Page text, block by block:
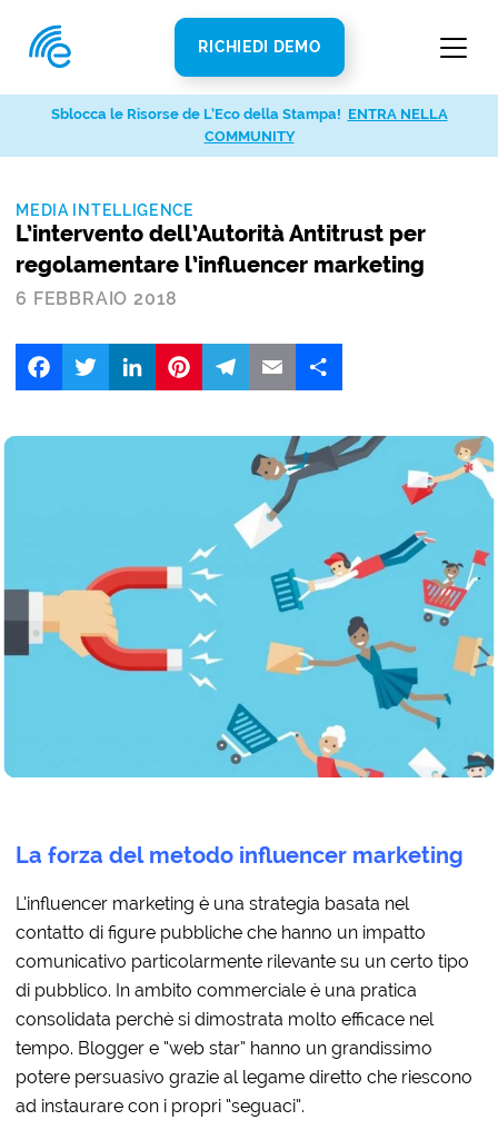
RICHIEDI DEMO
MEDIA INTELLIGENCE
L’intervento dell’Autorità Antitrust per
regolamentare l’influencer marketing
6 FEBBRAIO 2018
FacebookTwitter LinkedIn
La forza del metodo influencer marketing
L’influencer marketing è una strategia basata nel
contatto di figure pubbliche che hanno un impatto
comunicativo particolarmente rilevante su un certo tipo
di pubblico. In ambito commerciale è una pratica
consolidata perchè si dimostrata molto efficace nel
tempo. Blogger e “web star” hanno un grandissimo
potere persuasivo grazie al legame diretto che riescono
ad instaurare con i propri “seguaci”.
Sblocca le Risorse de L’Eco della Stampa! ENTRA NELLA
COMMUNITY